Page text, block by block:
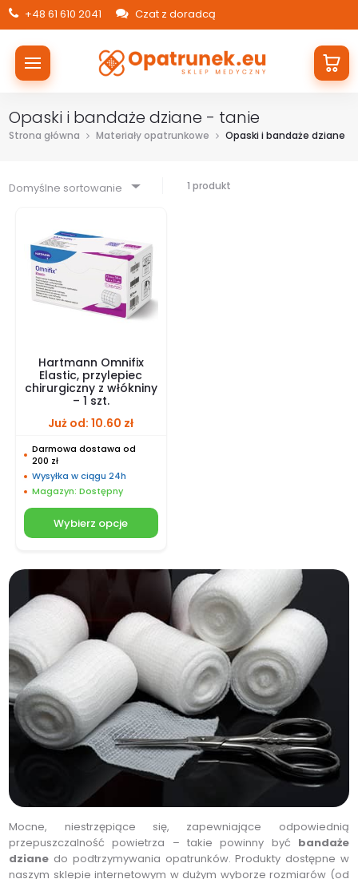
+48 61 610 2041 Czat z doradcą
Opaski i bandaże dziane - tanie
Strona główna Materiały opatrunkowe Opaski i bandaże dziane
Mocne, niestrzępiące się, zapewniające odpowiednią
przepuszczalność powietrza – takie powinny być bandaże
dziane do podtrzymywania opatrunków. Produkty dostępne w
naszym sklepie internetowym w dużym wyborze rozmiarów (od
Domyślne sortowanie 1 produkt
Hartmann Omnifix
Elastic, przylepiec
chirurgiczny z włókniny
– 1 szt.
Już od:10.60 zł
Darmowa dostawa od
200 zł
Wysyłka w ciągu 24h
Magazyn: Dostępny
Wybierz opcje